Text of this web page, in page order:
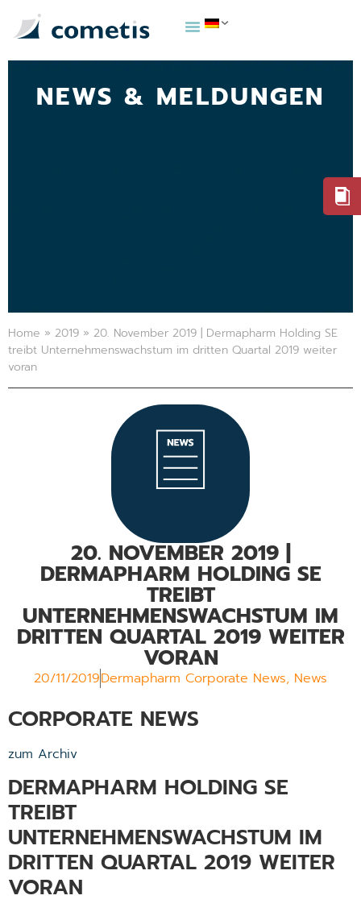
NEWS & MELDUNGEN
Home » 2019 » 20. November 2019 | Dermapharm Holding SE
treibt Unternehmenswachstum im dritten Quartal 2019 weiter
voran
20. NOVEMBER 2019 |
DERMAPHARM HOLDING SE
TREIBT
UNTERNEHMENSWACHSTUM IM
DRITTEN QUARTAL 2019 WEITER
VORAN
20/11/2019Dermapharm Corporate News, News
CORPORATE NEWS
zum Archiv
DERMAPHARM HOLDING SE
TREIBT
UNTERNEHMENSWACHSTUM IM
DRITTEN QUARTAL 2019 WEITER
VORAN